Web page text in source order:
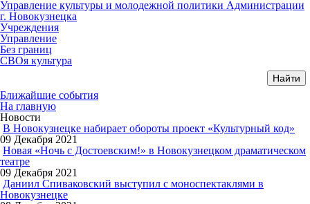
Управление культуры и молодежной политики Администрации
г. Новокузнецка
Учреждения
Управление
Без границ
СВОя культура
Ближайшие события
На главную
Новости
В Новокузнецке набирает обороты проект «Культурный код»
09 Декабря 2021
Новая «Ночь с Достоевским!» в Новокузнецком драматическом
театре
09 Декабря 2021
Даниил Спиваковский выступил с моноспектаклями в
Новокузнецке